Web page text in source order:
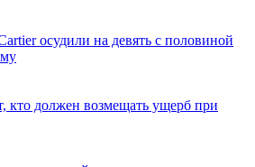
осудили на девять с половиной
кто должен возмещать ущерб при